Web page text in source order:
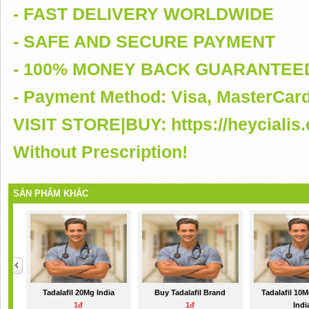
- FAST DELIVERY WORLDWIDE
- SAFE AND SECURE PAYMENT
- 100% MONEY BACK
- Payment Method: Visa,
VISIT STORE|BUY: https://
Without Prescription!
SẢN PHẨM KHÁC
Tadalafil 20Mg India
1đ
Buy Tadalafil Brand
1đ
Tadalafil